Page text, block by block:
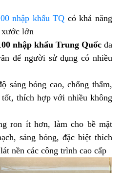
nhập khẩu TQ có khả năng
xước lớn
nhập khẩu Trung Quốc đa
để người sử dụng có nhiều
sáng bóng cao, chống thấm,
tốt, thích hợp với nhiều không
ron ít hơn, làm cho bề mặt
sáng bóng, đặc biệt thích
nền các công trình cao cấp